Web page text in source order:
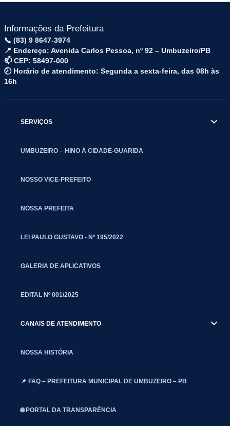
Informações da Prefeitura
📞 (83) 9 8647-3974
📍 Endereço: Avenida Carlos Pessoa, nº 92 – Umbuzeiro/PB
📫 CEP: 58497-000
🕗 Horário de atendimento: Segunda a sexta-feira, das 08h às
16h
SERVIÇOS
UMBUZEIRO – HINO À CIDADE-GUARIDA
NOSSO VICE-PREFEITO
NOSSA PREFEITA
LEI PAULO GUSTAVO - Nº 195/2022
GALERIA DE APLICATIVOS
EDITAL Nº 001/2025
CANAIS DE ATENDIMENTO
NOSSA HISTÓRIA
📌 FAQ – PREFEITURA MUNICIPAL DE UMBUZEIRO – PB
🌐 PORTAL DA TRANSPARÊNCIA